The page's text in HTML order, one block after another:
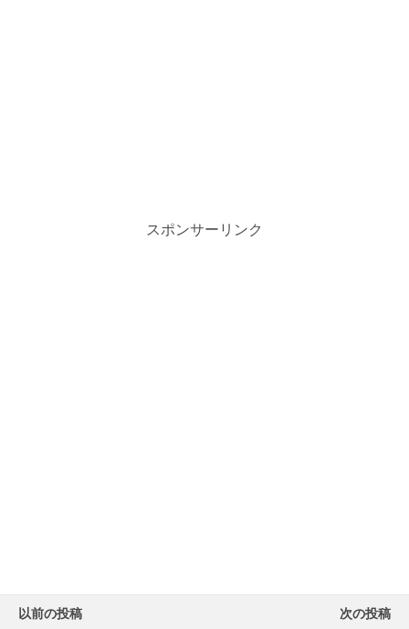
スポンサーリンク
以前の投稿
次の投稿